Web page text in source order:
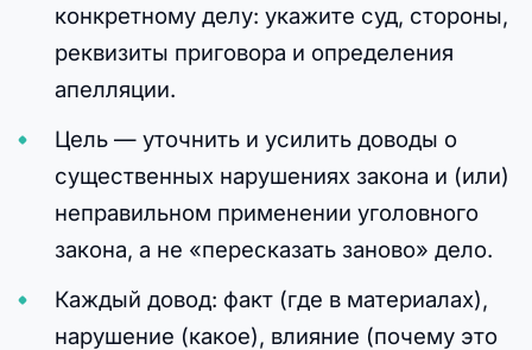
конкретному делу: укажите суд, стороны,
реквизиты приговора и определения
апелляции.
Цель — уточнить и усилить доводы о
существенных нарушениях закона и (или)
неправильном применении уголовного
закона, а не «пересказать заново» дело.
Каждый довод: факт (где в материалах),
нарушение (какое), влияние (почему это